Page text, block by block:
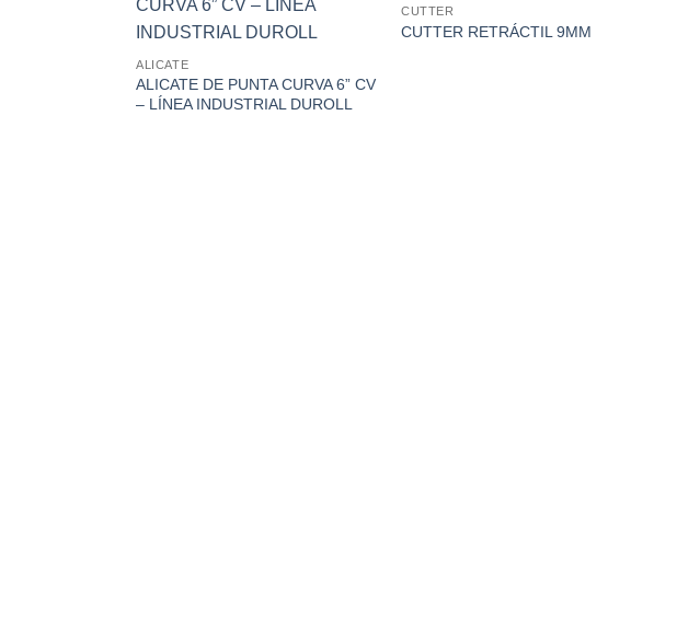
ALICATE
ALICATE DE PUNTA CURVA 6” CV
– LÍNEA INDUSTRIAL DUROLL
CUTTER
CUTTER RETRÁCTIL 9MM